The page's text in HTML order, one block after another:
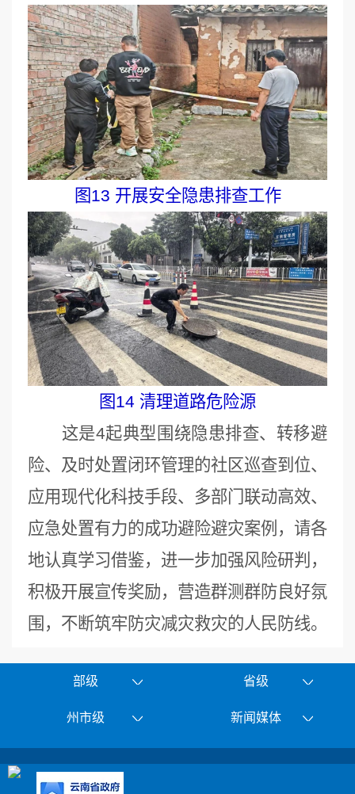
图13 开展安全隐患排查工作
图14 清理道路危险源
这是4起典型围绕隐患排查、转移避
险、及时处置闭环管理的社区巡查到位、
应用现代化科技手段、多部门联动高效、
应急处置有力的成功避险避灾案例，请各
地认真学习借鉴，进一步加强风险研判，
积极开展宣传奖励，营造群测群防良好氛
围，不断筑牢防灾减灾救灾的人民防线。
部级 省级
州市级 新闻媒体